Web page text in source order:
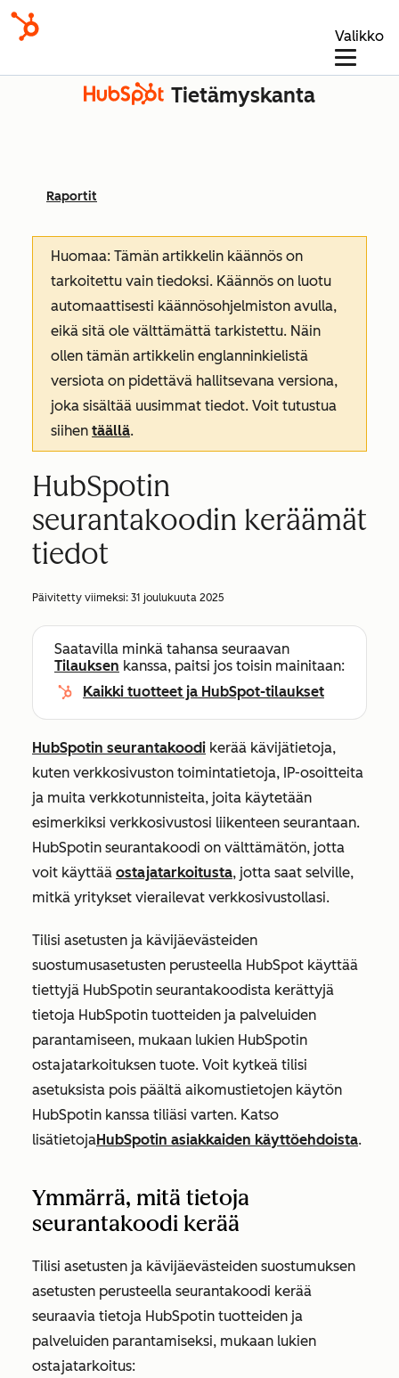
Valikko
Tietämyskanta
Raportit
Huomaa: Tämän artikkelin käännös on
tarkoitettu vain tiedoksi. Käännös on luotu
automaattisesti käännösohjelmiston avulla,
eikä sitä ole välttämättä tarkistettu. Näin
ollen tämän artikkelin englanninkielistä
versiota on pidettävä hallitsevana versiona,
joka sisältää uusimmat tiedot. Voit tutustua
siihen täällä.
HubSpotin
seurantakoodin keräämät
tiedot
Päivitetty viimeksi: 31 joulukuuta 2025
Saatavilla minkä tahansa seuraavan
Tilauksen kanssa, paitsi jos toisin mainitaan:
Kaikki tuotteet ja HubSpot-tilaukset
HubSpotin seurantakoodi kerää kävijätietoja,
kuten verkkosivuston toimintatietoja, IP-osoitteita
ja muita verkkotunnisteita, joita käytetään
esimerkiksi verkkosivustosi liikenteen seurantaan.
HubSpotin seurantakoodi on välttämätön, jotta
voit käyttää ostajatarkoitusta, jotta saat selville,
mitkä yritykset vierailevat verkkosivustollasi.
Tilisi asetusten ja kävijäevästeiden
suostumusasetusten perusteella HubSpot käyttää
tiettyjä HubSpotin seurantakoodista kerättyjä
tietoja HubSpotin tuotteiden ja palveluiden
parantamiseen, mukaan lukien HubSpotin
ostajatarkoituksen tuote. Voit kytkeä tilisi
asetuksista pois päältä aikomustietojen käytön
HubSpotin kanssa tiliäsi varten. Katso
lisätietojaHubSpotin asiakkaiden käyttöehdoista.
Ymmärrä, mitä tietoja
seurantakoodi kerää
Tilisi asetusten ja kävijäevästeiden suostumuksen
asetusten perusteella seurantakoodi kerää
seuraavia tietoja HubSpotin tuotteiden ja
palveluiden parantamiseksi, mukaan lukien
ostajatarkoitus: